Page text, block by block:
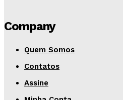
Company
Quem Somos
Contatos
Assine